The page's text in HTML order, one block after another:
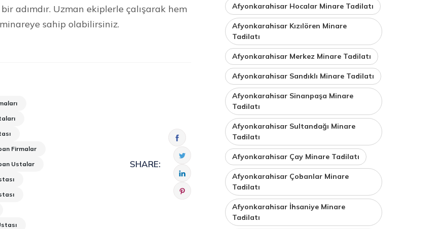
adımdır. Uzman ekiplerle çalışarak hem
sahip olabilirsiniz.
Firmalar
Ustalar
SHARE:
Afyonkarahisar Hocalar Minare Tadilatı
Afyonkarahisar Kızılören Minare
Tadilatı
Afyonkarahisar Merkez Minare Tadilatı
Afyonkarahisar Sandıklı Minare Tadilatı
Afyonkarahisar Sinanpaşa Minare
Tadilatı
Afyonkarahisar Sultandağı Minare
Tadilatı
Afyonkarahisar Çay Minare Tadilatı
Afyonkarahisar Çobanlar Minare
Tadilatı
Afyonkarahisar İhsaniye Minare
Tadilatı